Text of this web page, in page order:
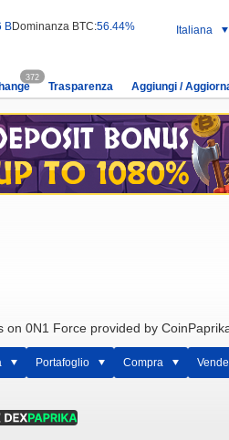
BDominanza BTC:56.44% Italiana
372
Trasparenza Aggiungi /
on 0N1 Force provided by
Portafoglio Compra